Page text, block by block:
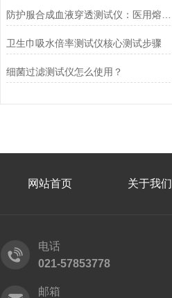
卫生巾吸水倍率测试仪核心测试步骤
细菌过滤测试仪怎么使用？
网站首页 关于我们
电话
021-57853778
邮箱